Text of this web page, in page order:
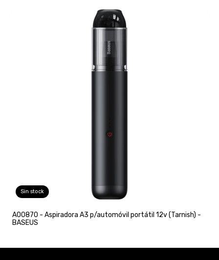
Sin stock
A00870 - Aspiradora A3 p/automóvil portátil 12v (Tarnish) -
BASEUS